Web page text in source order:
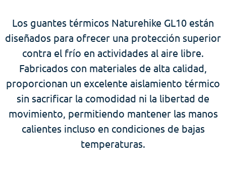
Los guantes térmicos Naturehike GL10 están
diseñados para ofrecer una protección superior
contra el frío en actividades al aire libre.
Fabricados con materiales de alta calidad,
proporcionan un excelente aislamiento térmico
sin sacrificar la comodidad ni la libertad de
movimiento, permitiendo mantener las manos
calientes incluso en condiciones de bajas
temperaturas.